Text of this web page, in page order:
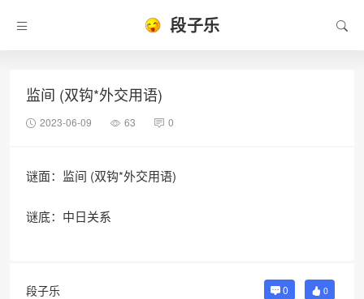
段子乐
监间 (双钩*外交用语)
2023-06-09 63 0
谜面：监间 (双钩*外交用语)
谜底：中日关系
段子乐 0 0